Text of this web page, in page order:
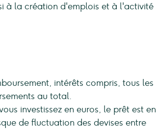
à la création d'emplois et à l'activité
intérêts compris, tous les
au total.
investissez en euros, le prêt est en
de fluctuation des devises entre